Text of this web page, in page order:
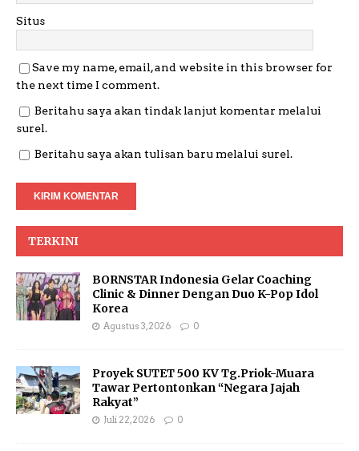
Situs
Save my name, email, and website in this browser for
the next time I comment.
Beritahu saya akan tindak lanjut komentar melalui
surel.
Beritahu saya akan tulisan baru melalui surel.
TERKINI
BORNSTAR Indonesia Gelar Coaching
Clinic & Dinner Dengan Duo K-Pop Idol
Korea
Agustus 3, 2026 0
Proyek SUTET 500 KV Tg.Priok-Muara
Tawar Pertontonkan “Negara Jajah
Rakyat”
Juli 22, 2026 0